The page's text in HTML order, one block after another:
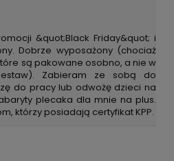
&quot;Black Friday&quot; i
Dobrze wyposażony (chociaż
są pakowane osobno, a nie w
Zabieram ze sobą do
do pracy lub odwożę dzieci na
plecaka dla mnie na plus.
którzy posiadają certyfikat KPP.